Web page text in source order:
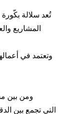
تُعد سلالة
المشاريع
وتعتمد في
ومن بين